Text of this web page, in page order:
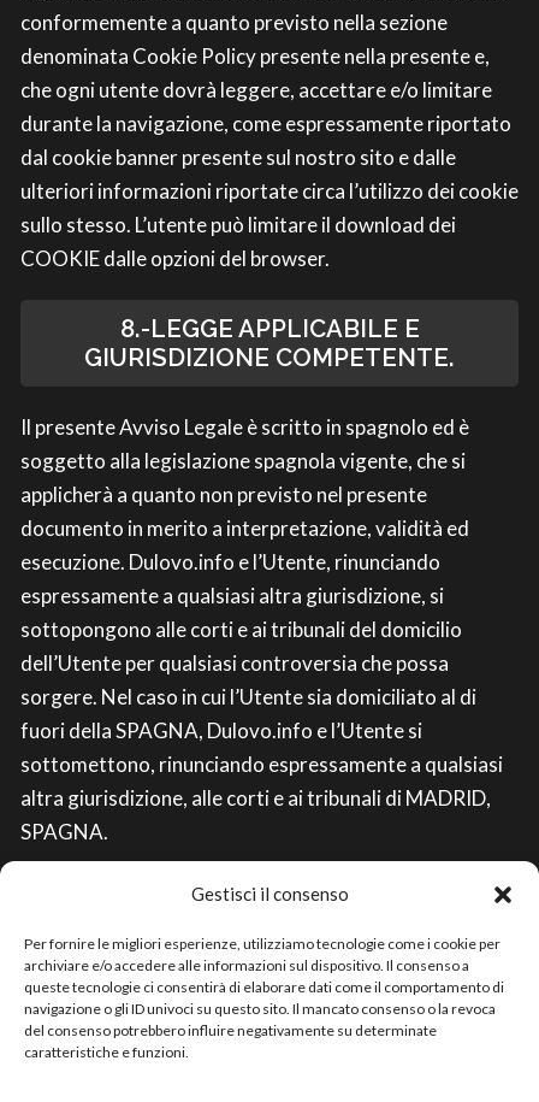
Gestisci il consenso
Per fornire le migliori esperienze, utilizziamo tecnologie come i cookie per
archiviare e/o accedere alle informazioni sul dispositivo. Il consenso a
queste tecnologie ci consentirà di elaborare dati come il comportamento di
navigazione o gli ID univoci su questo sito. Il mancato consenso o la revoca
del consenso potrebbero influire negativamente su determinate
caratteristiche e funzioni.
conformemente a quanto previsto nella sezione
denominata Cookie Policy presente nella presente e,
che ogni utente dovrà leggere, accettare e/o limitare
durante la navigazione, come espressamente riportato
dal cookie banner presente sul nostro sito e dalle
ulteriori informazioni riportate circa l’utilizzo dei cookie
sullo stesso. L’utente può limitare il download dei
COOKIE dalle opzioni del browser.
8.-LEGGE APPLICABILE E
GIURISDIZIONE COMPETENTE.
Il presente Avviso Legale è scritto in spagnolo ed è
soggetto alla legislazione spagnola vigente, che si
applicherà a quanto non previsto nel presente
documento in merito a interpretazione, validità ed
esecuzione. Dulovo.info e l’Utente, rinunciando
espressamente a qualsiasi altra giurisdizione, si
sottopongono alle corti e ai tribunali del domicilio
dell’Utente per qualsiasi controversia che possa
sorgere. Nel caso in cui l’Utente sia domiciliato al di
fuori della SPAGNA, Dulovo.info e l’Utente si
sottomettono, rinunciando espressamente a qualsiasi
altra giurisdizione, alle corti e ai tribunali di MADRID,
SPAGNA.
© 2026 Le migliori discoteche · All rights reserved